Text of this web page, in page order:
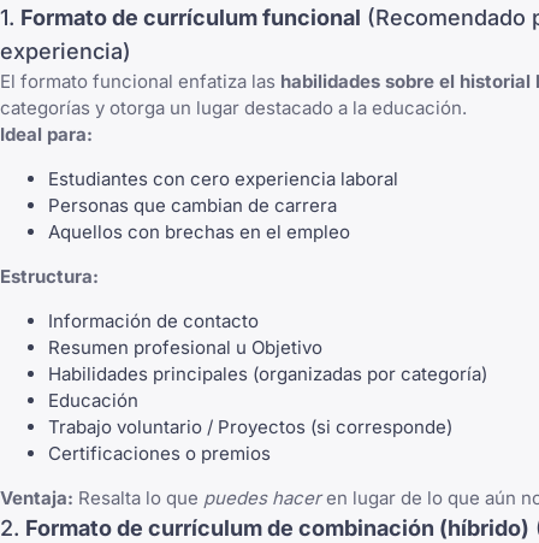
1. Formato de currículum funcional (Recomendado
experiencia)
El formato funcional enfatiza las habilidades sobre el historial
categorías y otorga un lugar destacado a la educación.
Ideal para:
Estudiantes con cero experiencia laboral
Personas que cambian de carrera
Aquellos con brechas en el empleo
Estructura:
Información de contacto
Resumen profesional u Objetivo
Habilidades principales (organizadas por categoría)
Educación
Trabajo voluntario / Proyectos (si corresponde)
Certificaciones o premios
Ventaja: Resalta lo que puedes haceren lugar de lo que aún
2. Formato de currículum de combinación (híbrido)